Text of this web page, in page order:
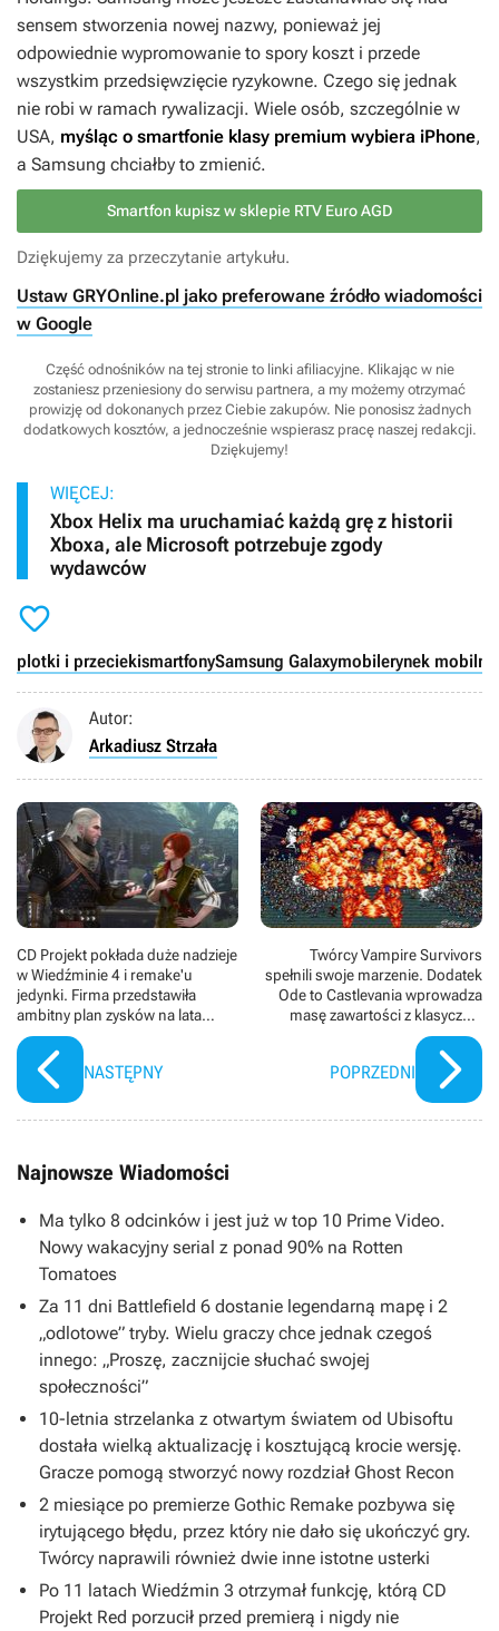
sensem stworzenia nowej nazwy, ponieważ jej
odpowiednie wypromowanie to spory koszt i przede
wszystkim przedsięwzięcie ryzykowne. Czego się jednak
nie robi w ramach rywalizacji. Wiele osób, szczególnie w
USA, myśląc o smartfonie klasy premium wybiera iPhone,
a Samsung chciałby to zmienić.
Smartfon kupisz w sklepie RTV Euro AGD
Dziękujemy za przeczytanie artykułu.
Ustaw GRYOnline.pl jako preferowane źródło wiadomości
w Google
Część odnośników na tej stronie to linki afiliacyjne. Klikając w nie
zostaniesz przeniesiony do serwisu partnera, a my możemy otrzymać
prowizję od dokonanych przez Ciebie zakupów. Nie ponosisz żadnych
dodatkowych kosztów, a jednocześnie wspierasz pracę naszej redakcji.
Dziękujemy!
WIĘCEJ:
Xbox Helix ma uruchamiać każdą grę z historii
Xboxa, ale Microsoft potrzebuje zgody
wydawców

plotki i przeciekismartfonySamsung Galaxymobilerynek mobilny
Autor:
Arkadiusz Strzała
CD Projekt pokłada duże nadzieje
w Wiedźminie 4 i remake'u
jedynki. Firma przedstawiła
ambitny plan zysków na lata
2025-2028
NASTĘPNY
Twórcy Vampire Survivors
spełnili swoje marzenie. Dodatek
Ode to Castlevania wprowadza
masę zawartości z klasycznej
serii
POPRZEDNI
Najnowsze Wiadomości
Ma tylko 8 odcinków i jest już w top 10 Prime Video.
Nowy wakacyjny serial z ponad 90% na Rotten
Tomatoes
Za 11 dni Battlefield 6 dostanie legendarną mapę i 2
„odlotowe” tryby. Wielu graczy chce jednak czegoś
innego: „Proszę, zacznijcie słuchać swojej
społeczności”
10-letnia strzelanka z otwartym światem od Ubisoftu
dostała wielką aktualizację i kosztującą krocie wersję.
Gracze pomogą stworzyć nowy rozdział Ghost Recon
2 miesiące po premierze Gothic Remake pozbywa się
irytującego błędu, przez który nie dało się ukończyć gry.
Twórcy naprawili również dwie inne istotne usterki
Po 11 latach Wiedźmin 3 otrzymał funkcję, którą CD
Projekt Red porzucił przed premierą i nigdy nie